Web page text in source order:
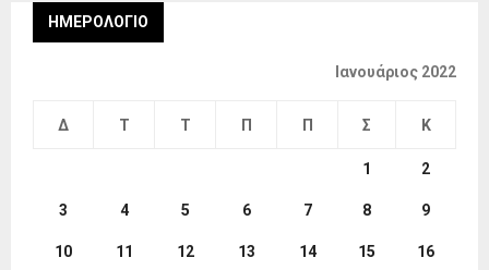
ΗΜΕΡΟΛΌΓΙΟ
Ιανουάριος 2022
Δ Τ Τ Π Π Σ Κ
1 2
3 4 5 6 7 8 9
10 11 12 13 14 15 16